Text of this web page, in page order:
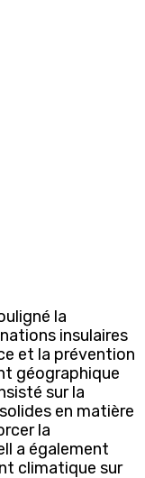
la
insulaires
et la prévention
géographique
sur la
en matière
la
a également
climatique sur